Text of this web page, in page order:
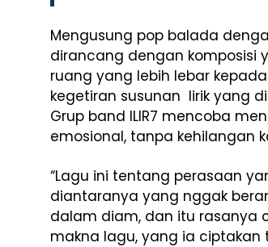
Mengusung pop balada
dirancang dengan komposisi
ruang yang lebih lebar
kegetiran susunan lirik yang
Grup band ILIR7 mencoba
emosional, tanpa kehilangan
“Lagu ini tentang perasaan
diantaranya yang nggak
dalam diam, dan itu rasanya
makna lagu, yang ia ciptakan